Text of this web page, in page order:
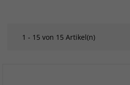
1 - 15 von 15 Artikel(n)